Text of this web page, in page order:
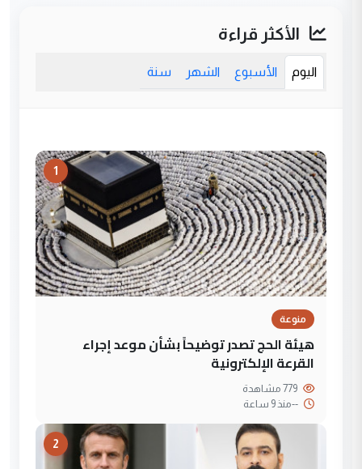
الأكثر قراءة
اليوم الأسبوع الشهر سنة
1
منوعة
هيئة الحج تصدر توضيحاً بشأن موعد إجراء
القرعة الإلكترونية
--منذ 9 ساعة
2